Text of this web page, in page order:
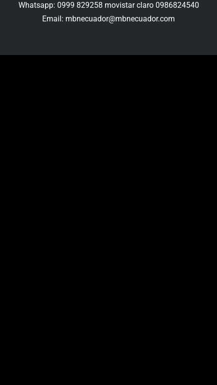
Whatsapp: 0999 829258 movistar claro 0986824540
Email: mbnecuador@mbnecuador.com